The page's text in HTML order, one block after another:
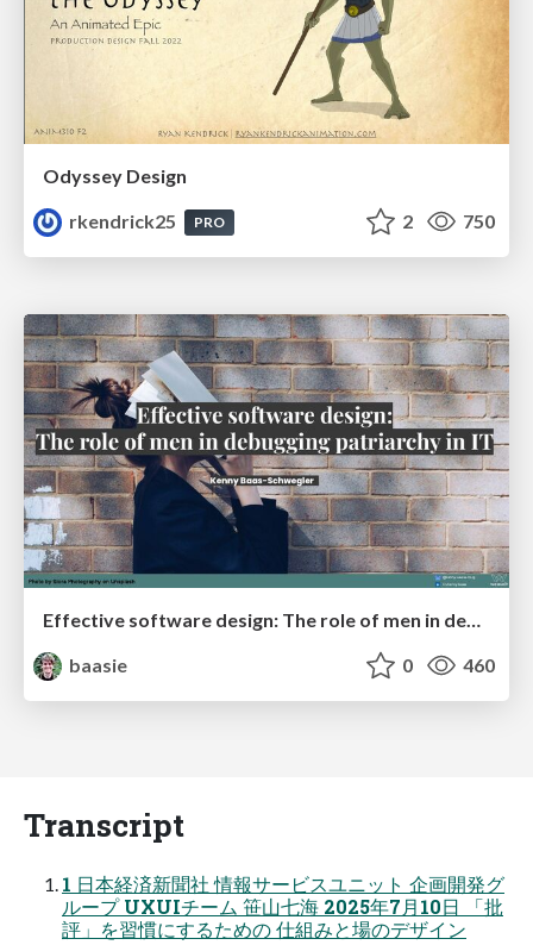
Odyssey Design
rkendrick25
PRO 2 750
baasie
0 460
Transcript
1 日本経済新聞社 情報サービスユニット 企画開発グ
ループ UXUIチーム 笹山七海 2025年7月10日 「批
評」を習慣にするための 仕組みと場のデザイン